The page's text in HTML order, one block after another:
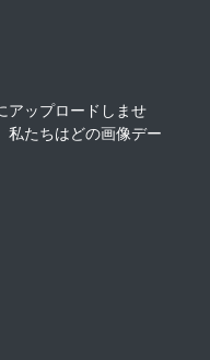
アップロードしませ
私たちはどの画像デー